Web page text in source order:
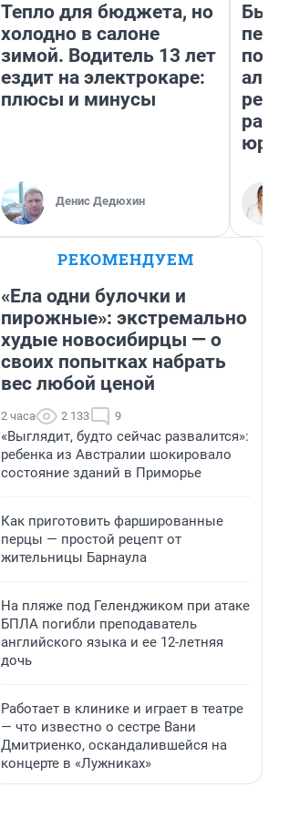
Тепло для бюджета, но
холодно в салоне
зимой. Водитель 13 лет
ездит на электрокаре:
плюсы и минусы
Денис Дедюхин
Был
РЕКОМЕНДУЕМ
«Ела одни булочки и
пирожные»: экстремально
худые новосибирцы — о
своих попытках набрать
вес любой ценой
2 часа 2 133 9
«Выглядит, будто сейчас развалится»:
ребенка из Австралии шокировало
состояние зданий в Приморье
Как приготовить фаршированные
перцы — простой рецепт от
жительницы Барнаула
На пляже под Геленджиком при атаке
БПЛА погибли преподаватель
английского языка и ее 12-летняя
дочь
Работает в клинике и играет в театре
— что известно о сестре Вани
Дмитриенко, оскандалившейся на
концерте в «Лужниках»